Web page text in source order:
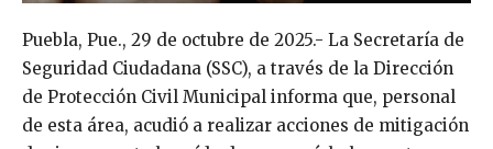
Puebla, Pue., 29 de octubre de 2025.- La Secretaría de
Seguridad Ciudadana (SSC), a través de la Dirección
de Protección Civil Municipal informa que, personal
de esta área, acudió a realizar acciones de mitigación